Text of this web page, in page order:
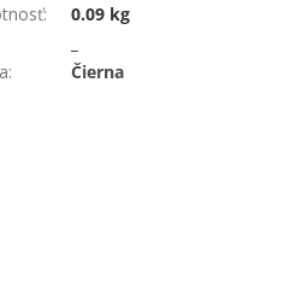
:
0.09 kg
: Čierna